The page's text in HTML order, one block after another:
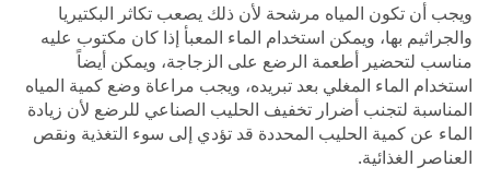
ويجب أن تكون المياه مرشحة لأن ذلك يصعب تكاثر البكتيريا
والجراثيم بها، ويمكن استخدام الماء المعبأ إذا كان مكتوب عليه
مناسب لتحضير أطعمة الرضع على الزجاجة، ويمكن أيضاً
استخدام الماء المغلي بعد تبريده، ويجب مراعاة وضع كمية المياه
المناسبة لتجنب أضرار تخفيف الحليب الصناعي للرضع لأن زيادة
الماء عن كمية الحليب المحددة قد تؤدي إلى سوء التغذية ونقص
العناصر الغذائية.